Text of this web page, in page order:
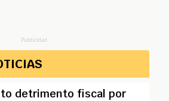
Publicidad
detrimento fiscal por